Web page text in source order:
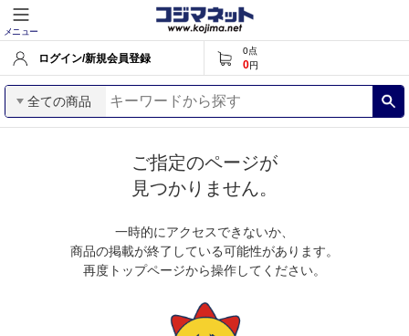
メニュー
ログイン/新規会員登録
0点
0円
全ての商品
ご指定のページが
見つかりません。
一時的にアクセスできないか、
商品の掲載が終了している可能性があります。
再度トップページから操作してください。